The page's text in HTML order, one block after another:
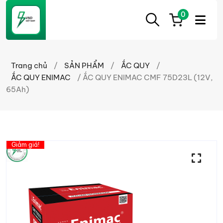
ẮC
CẦN
THƠ
Ắc
Cần
Thơ
tốt
0
Trang chủ / SẢN PHẨM / ẮC QUY
/
ẮC QUY ENIMAC
/ ẮC QUY ENIMAC CMF 75D23L (12V,
65Ah)
Giảm giá!